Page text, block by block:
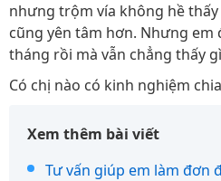
nhưng trộm vía không hề
cũng yên tâm hơn. Nhưng em
tháng rồi mà vẫn chẳng thấy
Có chị nào có kinh nghiệm
Xem thêm bài viết
Tư vấn giúp em làm đơn